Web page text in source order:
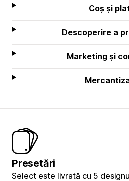
Coș și
Descoperire a
Marketing și
Presetări
Select este livrată cu 5